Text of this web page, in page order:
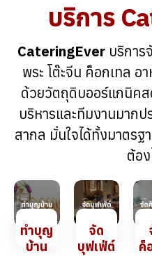
บริการ
CateringEver บริกา
พระ โต๊ะจีน ค็อกเทล อ
ด้วยวัตถุดิบออร์แกนิค
บริหารและทีมงานมาก
สากล มั่นใจได้ทั้งมาตร
ต้อ
ทำบุญ
บ้าน
จัด
บุฟเฟ่ต์
ค็